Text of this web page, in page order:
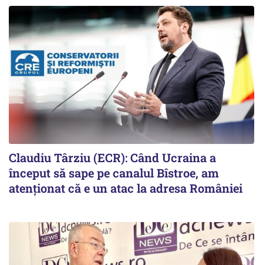
Claudiu Târziu (ECR): Când Ucraina a
început să sape pe canalul Bîstroe, am
atenționat că e un atac la adresa României